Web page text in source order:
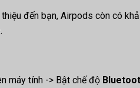
đến bạn, Airpods còn có
máy tính -> Bật chế độ